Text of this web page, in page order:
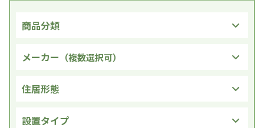
商品分類
メーカー （複数選択可）
住居形態
設置タイプ